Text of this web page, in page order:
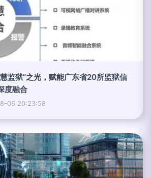
监狱”之光，赋能广东省20所监狱信
度融合
06 20:23:58